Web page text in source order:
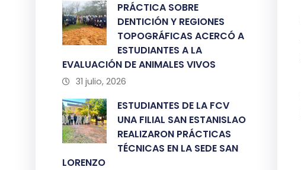
PRÁCTICA SOBRE
DENTICIÓN Y REGIONES
TOPOGRÁFICAS ACERCÓ A
ESTUDIANTES A LA
EVALUACIÓN DE ANIMALES VIVOS
31 julio, 2026
ESTUDIANTES DE LA FCV
UNA FILIAL SAN ESTANISLAO
REALIZARON PRÁCTICAS
TÉCNICAS EN LA SEDE SAN
LORENZO